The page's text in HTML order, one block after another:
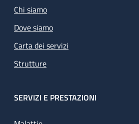
Chi siamo
Dove siamo
Carta dei servizi
Strutture
SERVIZI E PRESTAZIONI